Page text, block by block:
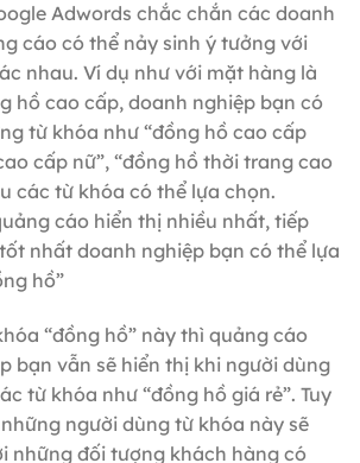
Adwords chắc chắn các doanh
cáo có thể nảy sinh ý tưởng với
nhau. Ví dụ như với mặt hàng là
hồ cao cấp, doanh nghiệp bạn có
từ khóa như “đồng hồ cao cấp
cấp nữ”, “đồng hồ thời trang cao
các từ khóa có thể lựa chọn.
cáo hiển thị nhiều nhất, tiếp
nhất doanh nghiệp bạn có thể lựa
hồ”
“đồng hồ” này thì quảng cáo
bạn vẫn sẽ hiển thị khi người dùng
từ khóa như “đồng hồ giá rẻ”. Tuy
người dùng từ khóa này sẽ
những đối tượng khách hàng có